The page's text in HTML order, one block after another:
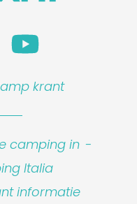
krant
camping in -
Italia
informatie